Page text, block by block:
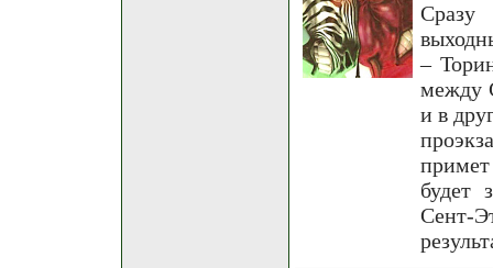
Сразу
–
между
и в
будет